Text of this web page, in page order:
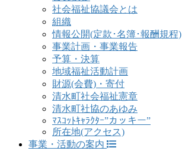
社会福祉協議会とは
組織
情報公開(定款･名簿･報酬規程)
事業計画・事業報告
予算・決算
地域福祉活動計画
財源(会費)・寄付
清水町社会福祉憲章
清水町社協のあゆみ
ﾏｽｺｯﾄｷｬﾗｸﾀｰ”カッキー”
所在地(アクセス)
事業・活動の案内